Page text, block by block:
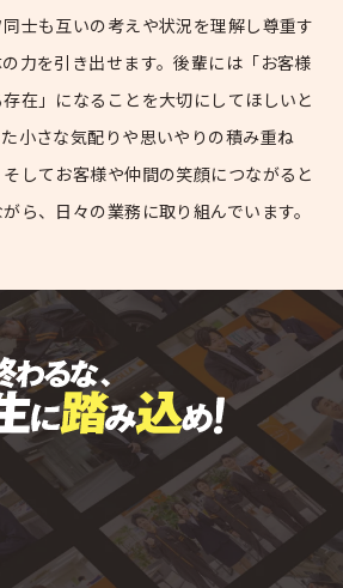
士も互いの考えや状況を理解し尊重す
力を引き出せます。後輩には「お客様
在」になることを大切にしてほしいと
小さな気配りや思いやりの積み重ね
してお客様や仲間の笑顔につながると
ら、日々の業務に取り組んでいます。